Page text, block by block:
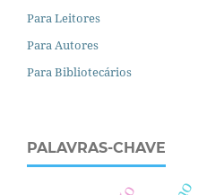
Para Leitores
Para Autores
Para Bibliotecários
PALAVRAS-CHAVE